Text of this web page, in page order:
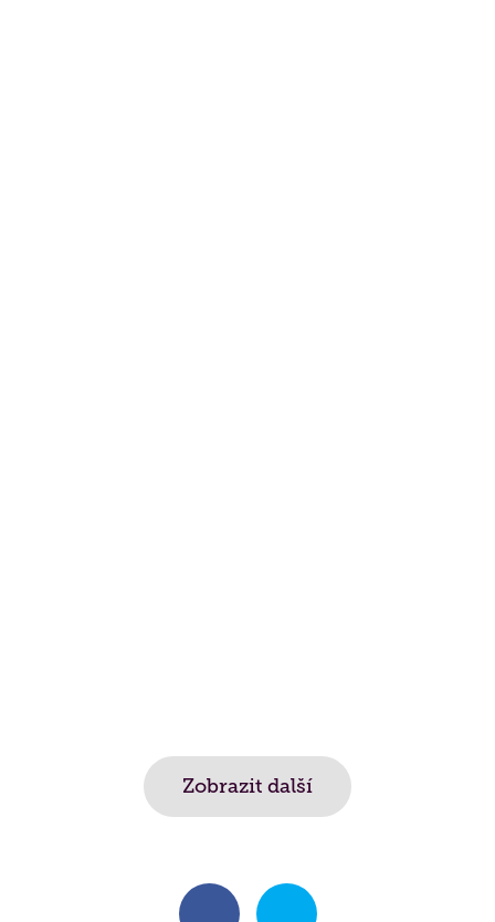
Zobrazit další